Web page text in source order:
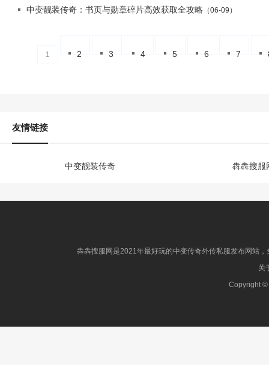
中变靓装传奇：书页与勋章碎片高效获取全攻略 （06-09）
1 2 3 4 5 6 7
友情链接
中变靓装传奇 犇犇搜服
犇犇搜服网是2021年最好玩的中变传奇外传私服发布网站
关
Copyright